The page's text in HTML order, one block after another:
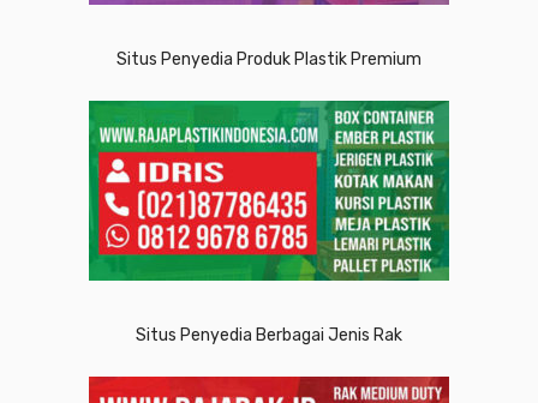
Situs Penyedia Produk Plastik Premium
Situs Penyedia Berbagai Jenis Rak